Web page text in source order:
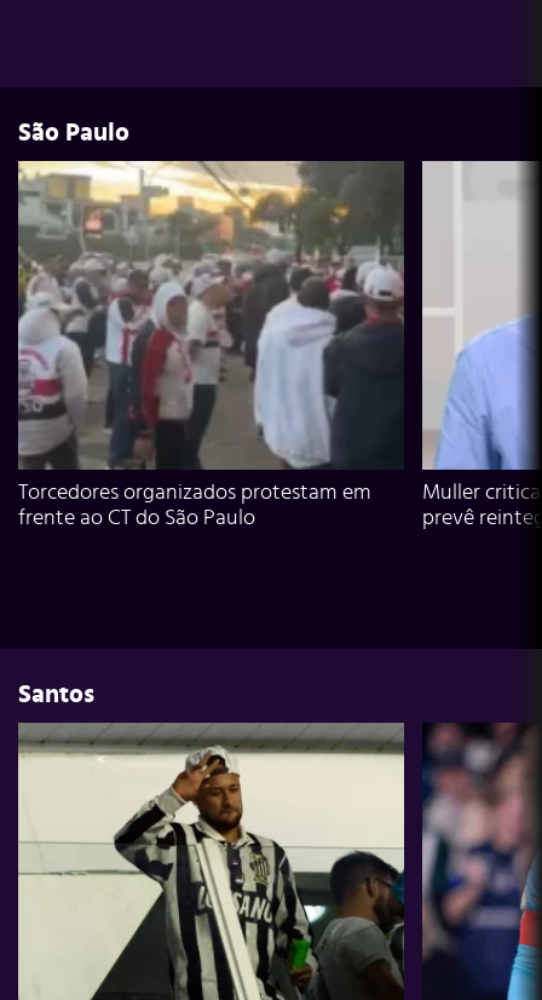
São Paulo
Torcedores organizados protestam em
frente ao CT do São Paulo
Muller
prevê
Santos